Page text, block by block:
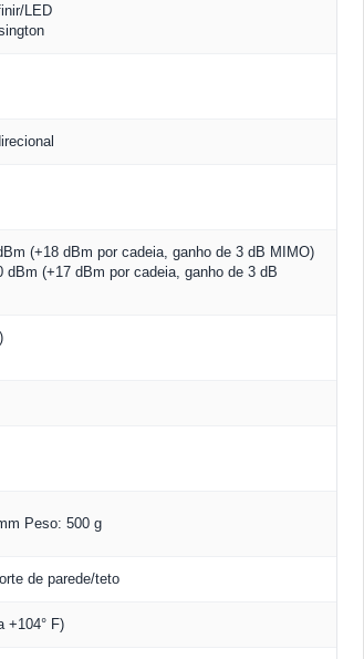
LED
(+18 dBm por cadeia, ganho de 3 dB MIMO)
dBm (+17 dBm por cadeia, ganho de 3 dB
Peso: 500 g
de parede/teto
+104° F)